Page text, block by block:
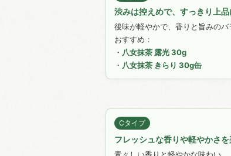
渋みは控えめで、すっきり上
後味が軽やかで、香りと旨みのバ
おすすめ：
・ 八女抹茶 露光 30g
・ 八女抹茶 きらり 30g缶
Cタイプ
フレッシュな香りや軽やかさ